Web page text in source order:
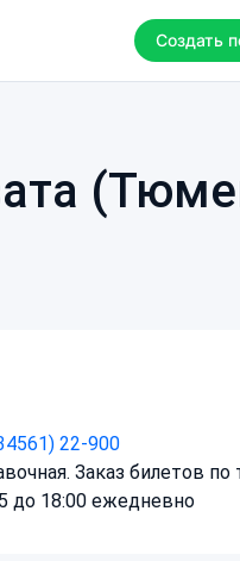
Создать
22-900
Заказ билетов по
до 18:00 ежедневно